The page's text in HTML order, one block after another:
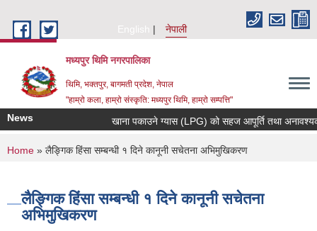
English
नेपाली
मध्यपुर थिमि नगरपालिका
थिमि, भक्तपुर, बागमती प्रदेश, नेपाल
"हाम्रो कला, हाम्रो संस्कृति: मध्यपुर थिमि, हाम्रो सम्पत्ति"
News खाना पकाउने ग्यास (LPG) को सहज आपूर्ति तथा अनावश्यक
You are here
Home » लैङ्गिक हिंसा सम्बन्धी १ दिने कानूनी सचेतना अभिमुखिकरण
लैङ्गिक हिंसा सम्बन्धी १ दिने कानूनी सचेतना
अभिमुखिकरण